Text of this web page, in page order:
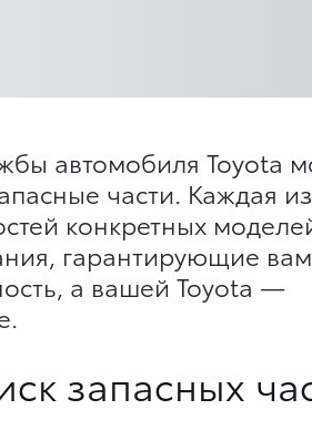
автомобиля Toyota
части. Каждая
конкретных
гарантирующие вам
а вашей Toyota —
запасных